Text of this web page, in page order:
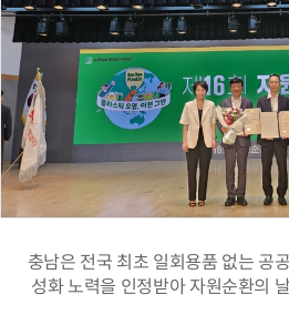
충남은 전국 최초 일회용품 없는 공
성화 노력을 인정받아 자원순환의